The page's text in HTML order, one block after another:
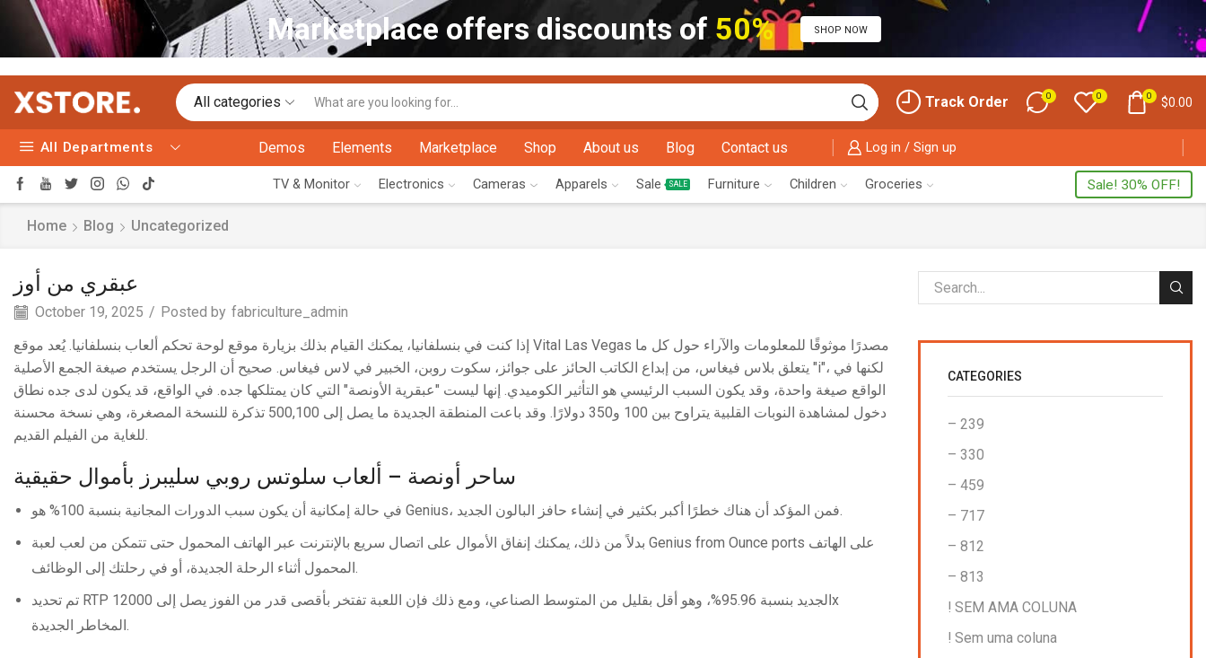
Marketplace offers discounts of50% SHOP NOW
All categories Track Order 0 0 0 $0.00
All Departments Demos Elements Marketplace Shop About us Blog Contact us Log in / Sign up
TV & Monitor Electronics Cameras Apparels Sale SALE Furniture Children Groceries Sale! 30% OFF!
Home Blog Uncategorized
عبقري من أوز
October 19, 2025 / Posted by fabriculture_admin
إذا كنت في بنسلفانيا، يمكنك القيام بذلك بزيارة موقع لوحة تحكم ألعاب بنسلفانيا. يُعد موقع Vital Las Vegas مصدرًا موثوقًا للمعلومات والآراء حول كل ما
يتعلق بلاس فيغاس، من إبداع الكاتب الحائز على جوائز، سكوت روبن، الخبير في لاس فيغاس. صحيح أن الرجل يستخدم صيغة الجمع الأصلية "i"، لكنها في
الواقع صيغة واحدة، وقد يكون السبب الرئيسي هو التأثير الكوميدي. إنها ليست "عبقرية الأونصة" التي كان يمتلكها جده. في الواقع، قد يكون لدى جده نطاق
دخول لمشاهدة النوبات القلبية يتراوح بين 100 و350 دولارًا. وقد باعت المنطقة الجديدة ما يصل إلى 500,100 تذكرة للنسخة المصغرة، وهي نسخة محسنة
للغاية من الفيلم القديم.
ساحر أونصة – ألعاب سلوتس روبي سليبرز بأموال حقيقية
في حالة إمكانية أن يكون سبب الدورات المجانية بنسبة 100% هو Genius، فمن المؤكد أن هناك خطرًا أكبر بكثير في إنشاء حافز البالون الجديد.
بدلاً من ذلك، يمكنك إنفاق الأموال على اتصال سريع بالإنترنت عبر الهاتف المحمول حتى تتمكن من لعب لعبة Genius from Ounce ports على الهاتف
المحمول أثناء الرحلة الجديدة، أو في رحلتك إلى الوظائف.
تم تحديد RTP الجديد بنسبة 95.96%، وهو أقل بقليل من المتوسط ​​​​الصناعي، ومع ذلك فإن اللعبة تفتخر بأقصى قدر من الفوز يصل إلى 12000x
المخاطر الجديدة.
CATEGORIES
– 239
– 330
– 459
– 717
– 812
– 813
! SEM AMA COLUNA
! Sem uma coluna